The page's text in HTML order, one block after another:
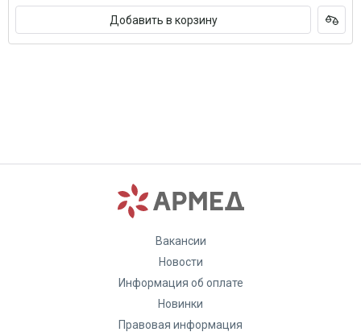
Добавить в корзину
Вакансии
Новости
Информация об оплате
Новинки
Правовая информация